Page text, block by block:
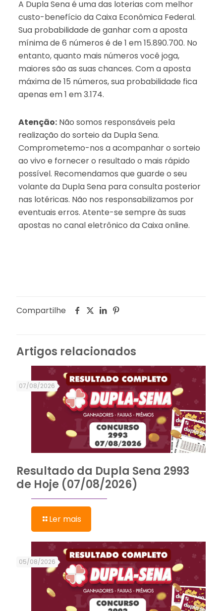
A Dupla Sena é uma das loterias com melhor
custo-benefício da Caixa Econômica Federal.
Sua probabilidade de ganhar com a aposta
mínima de 6 números é de 1 em 15.890.700. No
entanto, quanto mais números você joga,
maiores são as suas chances. Com a aposta
máxima de 15 números, sua probabilidade fica
apenas em 1 em 3.174.
Atenção:Não somos responsáveis pela
realização do sorteio da Dupla Sena.
Comprometemo-nos a acompanhar o sorteio
ao vivo e fornecer o resultado o mais rápido
possível. Recomendamos que guarde o seu
volante da Dupla Sena para consulta posterior
nas lotéricas. Não nos responsabilizamos por
eventuais erros. Atente-se sempre às suas
apostas no canal eletrônico da Caixa online.
Compartilhe
Artigos relacionados
07/08/2026
Resultado da Dupla Sena 2993
de Hoje (07/08/2026)
Ler mais
05/08/2026